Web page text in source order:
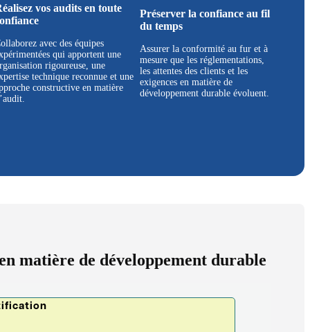
vos audits en toute
avec des équipes
qui apportent une
rigoureuse, une
technique reconnue et une
constructive en matière
Préserver la confiance au fil
du temps
Assurer la conformité au fur et à
mesure que les réglementations,
les attentes des clients et les
exigences en matière de
développement durable évoluent.
matière de développement durable